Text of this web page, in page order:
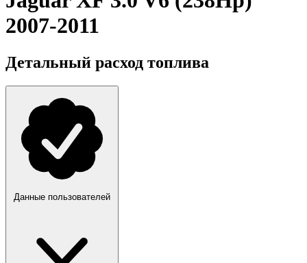
2007-2011
Детальный расход топлива
Данные пользователей